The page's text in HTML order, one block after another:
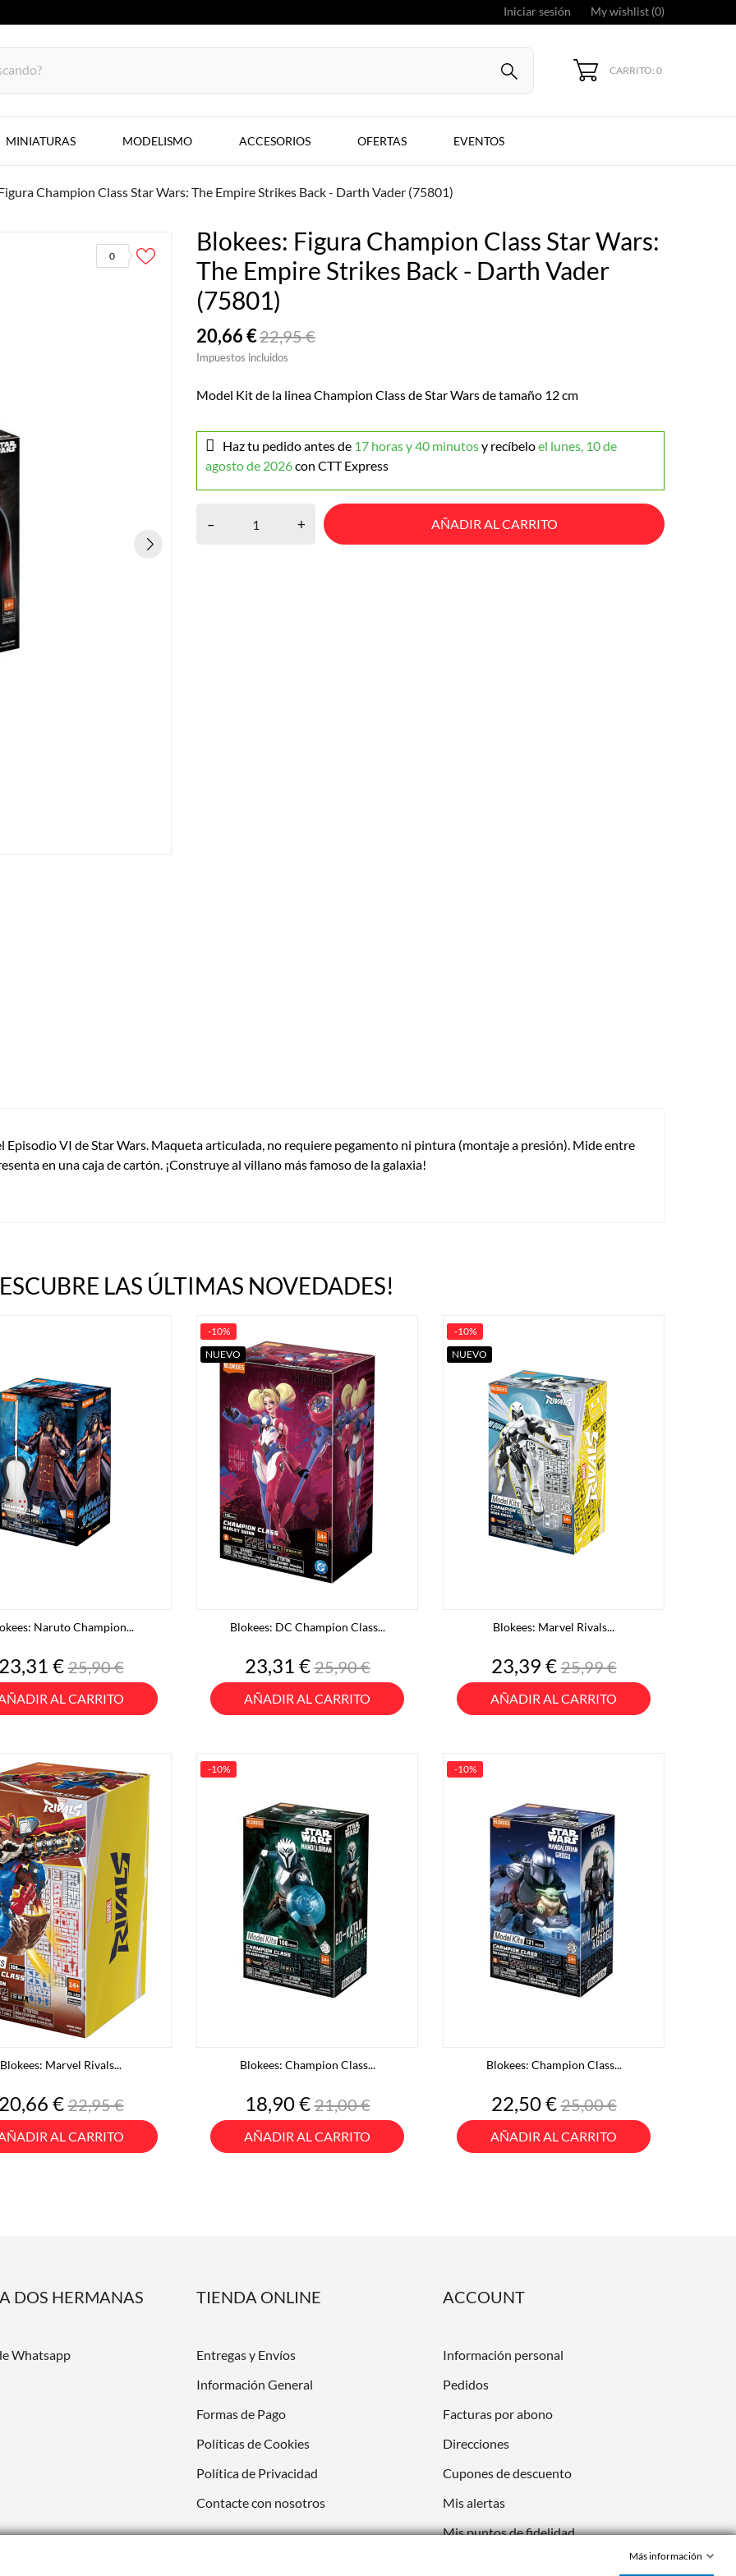
Iniciar sesión My wishlist (0)
CARRITO: 0
MINIATURAS MODELISMO ACCESORIOS OFERTAS EVENTOS
Champion Class Star Wars: The Empire Strikes Back - Darth Vader (75801)
0
Blokees: Figura Champion Class Star Wars:
The Empire Strikes Back - Darth Vader
(75801)
20,66 €22,95 €
Impuestos incluidos
Model Kit de la linea Champion Class de Star Wars de tamaño 12 cm
Haz tu pedido antes de 17 horas y 40 minutosy recíbeloel lunes, 10 de
agosto de 2026con CTT Express
– + AÑADIR AL CARRITO
Episodio VI de Star Wars. Maqueta articulada, no requiere pegamento ni pintura (montaje a presión). Mide entre
en una caja de cartón. ¡Construye al villano más famoso de la galaxia!
LAS ÚLTIMAS NOVEDADES!
Naruto Champion...
Precio
23,31 €Precio
base
25,90 €
AL CARRITO
Blokees: DC Champion Class...
Precio
23,31 €Precio
base
25,90 €
AÑADIR AL CARRITO
-10%
NUEVO
Blokees: Marvel Rivals...
Precio
23,39 €Precio
base
25,99 €
AÑADIR AL CARRITO
-10%
NUEVO
Blokees: Marvel Rivals...
Precio
20,66 €Precio
base
22,95 €
AL CARRITO
Blokees: Champion Class...
Precio
18,90 €Precio
base
21,00 €
AÑADIR AL CARRITO
-10%
Blokees: Champion Class...
Precio
22,50 €Precio
base
25,00 €
AÑADIR AL CARRITO
-10%
DOS HERMANAS
Whatsapp
TIENDA ONLINE
Entregas y Envíos
Información General
Formas de Pago
Políticas de Cookies
Política de Privacidad
Contacte con nosotros
ACCOUNT
Información personal
Pedidos
Facturas por abono
Direcciones
Cupones de descuento
Mis alertas
Mis puntos de fidelidad
Más información